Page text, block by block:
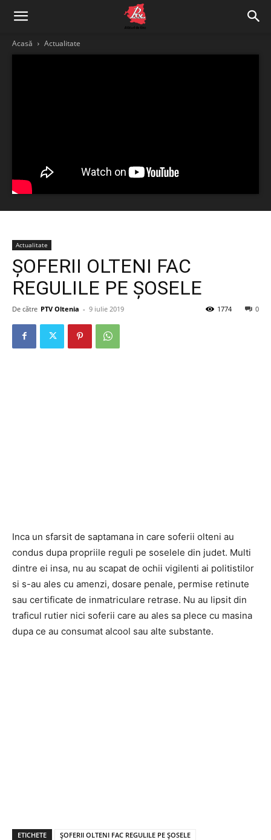
Acasă Actualitate
Actualitate
ȘOFERII OLTENI FAC
REGULILE PE ȘOSELE
De către PTV Oltenia - 9 iulie 2019 0
1774
Inca un sfarsit de saptamana in care soferii olteni au
condus dupa propriile reguli pe soselele din judet. Multi
dintre ei insa, nu au scapat de ochii vigilenti ai politistilor
si s-au ales cu amenzi, dosare penale, permise retinute
sau certificate de inmatriculare retrase. Nu au lipsit din
traficul rutier nici soferii care au ales sa plece cu masina
dupa ce au consumat alcool sau alte substante.
ETICHETE ȘOFERII OLTENI FAC REGULILE PE ȘOSELE